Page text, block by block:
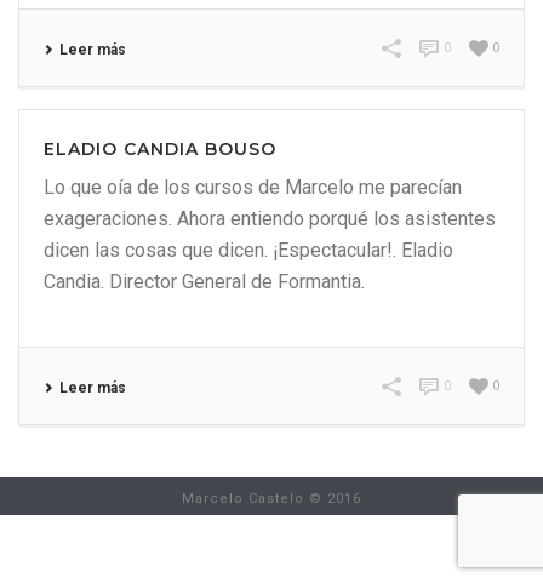
Leer más 0
0
ELADIO CANDIA BOUSO
Lo que oía de los cursos de Marcelo me parecían
exageraciones. Ahora entiendo porqué los asistentes
dicen las cosas que dicen. ¡Espectacular!. Eladio
Candia. Director General de Formantia.
Leer más 0
0
Marcelo Castelo © 2016